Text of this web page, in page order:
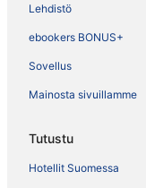
Lehdistö
ebookers BONUS+
Sovellus
Mainosta sivuillamme
Tutustu
Hotellit Suomessa